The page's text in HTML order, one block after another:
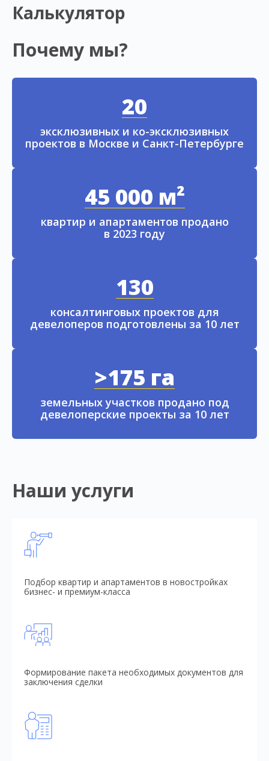
Калькулятор
Почему мы?
20
эксклюзивных и ко-эксклюзивных
проектов в Москве и Санкт-Петербурге
45 000 м²
квартир и апартаментов продано
в 2023 году
130
консалтинговых проектов для
девелоперов подготовлены за 10 лет
>175 га
земельных участков продано под
девелоперские проекты за 10 лет
Наши услуги
Подбор квартир и апартаментов в новостройках
бизнес- и премиум-класса
Формирование пакета необходимых документов для
заключения сделки